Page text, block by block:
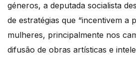
géneros, a deputada socialista
de estratégias que “incentivem a
mulheres, principalmente nos
difusão de obras artísticas e